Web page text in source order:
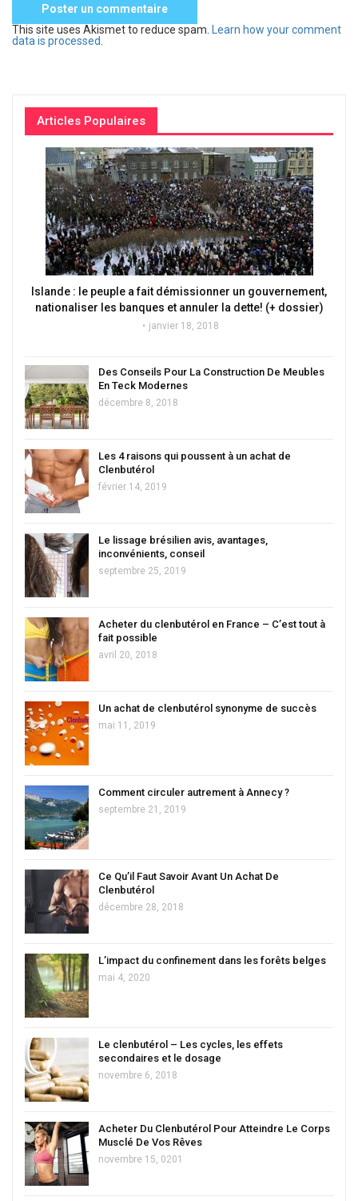
This site uses Akismet to reduce spam.
Learn how your comment
data is processed
Articles Populaires
Islande : le peuple a fait démissionner un gouvernement,
nationaliser les banques et annuler la dette! (+ dossier)
janvier 18, 2018
Des Conseils Pour La Construction De Meubles
En Teck Modernes
décembre 8, 2018
Les 4 raisons qui poussent à un achat de
Clenbutérol
février 14, 2019
Le lissage brésilien avis, avantages,
inconvénients, conseil
septembre 25, 2019
Acheter du clenbutérol en France – C’est tout à
fait possible
avril 20, 2018
Un achat de clenbutérol synonyme de succès
mai 11, 2019
Comment circuler autrement à Annecy ?
septembre 21, 2019
Ce Qu’il Faut Savoir Avant Un Achat De
Clenbutérol
décembre 28, 2018
L’impact du confinement dans les forêts belges
mai 4, 2020
Le clenbutérol – Les cycles, les effets
secondaires et le dosage
novembre 6, 2018
Acheter Du Clenbutérol Pour Atteindre Le Corps
Musclé De Vos Rêves
novembre 15, 0201